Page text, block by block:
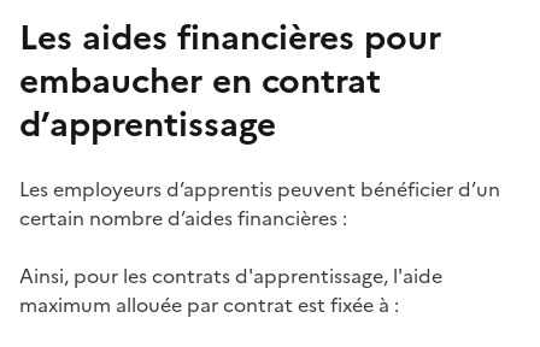
Les aides financières pour
embaucher en contrat
d’apprentissage
Les employeurs d’apprentis peuvent bénéficier d’un
certain nombre d’aides financières :
Ainsi, pour les contrats d'apprentissage, l'aide
maximum allouée par contrat est fixée à :